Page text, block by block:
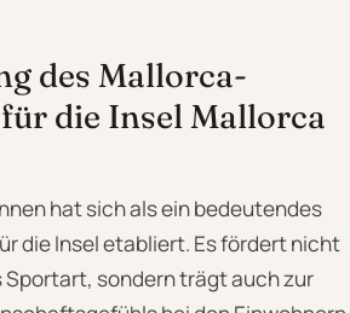
des Mallorca-
die Insel Mallorca
hat sich als ein bedeutendes
die Insel etabliert. Es fördert nicht
Sportart, sondern trägt auch zur